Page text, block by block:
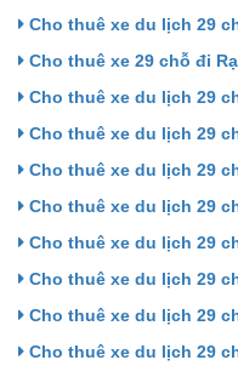
Cho thuê xe du lịch 29
Cho thuê xe 29 chỗ đi
Cho thuê xe du lịch 29
Cho thuê xe du lịch 29
Cho thuê xe du lịch 29
Cho thuê xe du lịch 29
Cho thuê xe du lịch 29
Cho thuê xe du lịch 29
Cho thuê xe du lịch 29
Cho thuê xe du lịch 29